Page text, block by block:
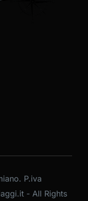
P.iva
- All Rights